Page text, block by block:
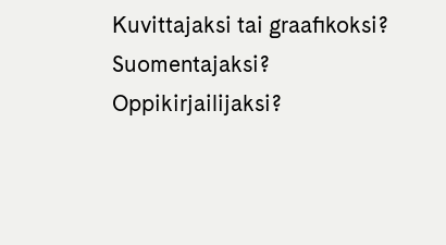
Kuvittajaksi tai graafikoksi?
Suomentajaksi?
Oppikirjailijaksi?